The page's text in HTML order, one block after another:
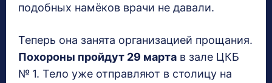
подобных намёков врачи не давали.
Теперь она занята организацией прощания.
Похороны пройдут 29 марта в зале ЦКБ
№ 1. Тело уже отправляют в столицу на